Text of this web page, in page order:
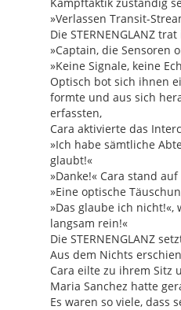
»Verlassen Transit-
Die STERNENGLANZ
»Captain, die Sensoren
»Keine Signale, keine
Optisch bot sich ihnen
formte und aus sich
erfassten,
Cara aktivierte das
»Ich habe sämtliche
glaubt!«
»Danke!« Cara stand
»Eine optische
»Das glaube ich nicht!«,
langsam rein!«
Die STERNENGLANZ
Aus dem Nichts
Cara eilte zu ihrem Sitz
Maria Sanchez hatte
Es waren so viele, dass